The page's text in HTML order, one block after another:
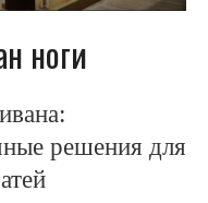
ноги
решения для